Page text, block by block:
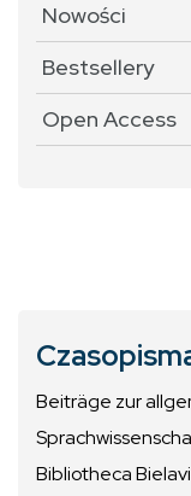
Nowości
Bestsellery
Open Access
Beiträge zur
Bibliotheca